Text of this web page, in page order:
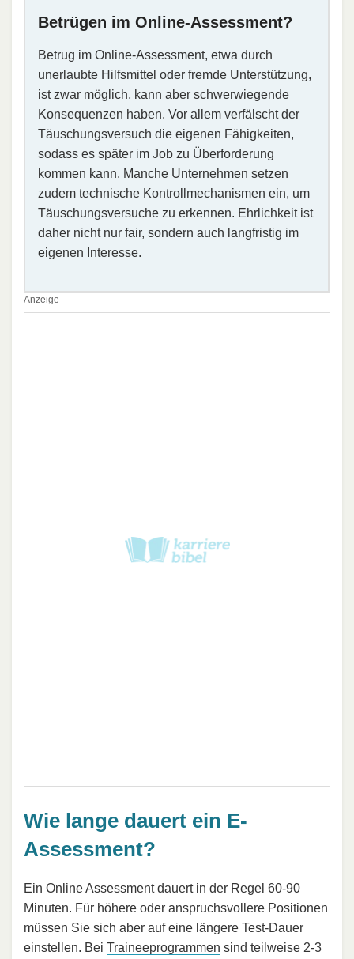
Betrügen im Online-Assessment?
Betrug im Online-Assessment, etwa durch
unerlaubte Hilfsmittel oder fremde Unterstützung,
ist zwar möglich, kann aber schwerwiegende
Konsequenzen haben. Vor allem verfälscht der
Täuschungsversuch die eigenen Fähigkeiten,
sodass es später im Job zu Überforderung
kommen kann. Manche Unternehmen setzen
zudem technische Kontrollmechanismen ein, um
Täuschungsversuche zu erkennen. Ehrlichkeit ist
daher nicht nur fair, sondern auch langfristig im
eigenen Interesse.
Anzeige
Wie lange dauert ein E-
Assessment?
Ein Online Assessment dauert in der Regel 60-90
Minuten. Für höhere oder anspruchsvollere Positionen
müssen Sie sich aber auf eine längere Test-Dauer
einstellen. Bei Traineeprogrammen sind teilweise 2-3